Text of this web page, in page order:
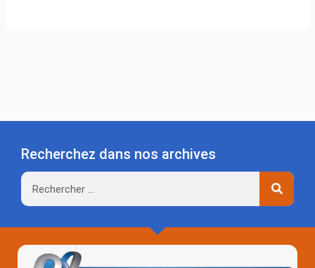
Recherchez dans nos archives
Rechercher